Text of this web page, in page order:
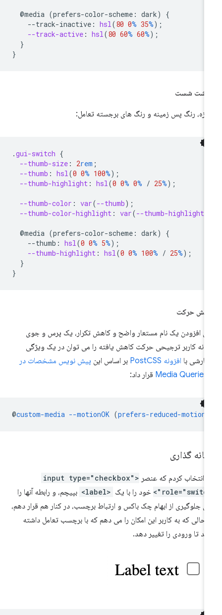
@media (prefers-color-scheme: dark
--track-inactive: hsl 80 0% 35%
--track-active: hsl 80 60% 60%
شست
رنگ پس زمینه و رنگ های برجسته تعامل:
.gui-switch
--thumb-size: 2 rem
--thumb: hsl (0 0% 100%
--thumb-highlight: hsl (0 0% 0% / 25%
--thumb-color: var(--thumb
--thumb-color-highlight: var(--thumb-highlight
@media (prefers-color-scheme: dark
--thumb: hsl (0 0% 5%
--thumb-highlight: hsl (0 0% 100% / 25%
حرکت
افزودن یک نام مستعار واضح و کاهش تکرار، یک پرس و جوی
کاربر ترجیحی حرکت کاهش یافته را می توان در یک ویژگی
باافزونه PostCSS بر اساس این پیش نویس مشخصات در
Media Queriesقرار داد:
@custom-media --motionOK (prefers-reduced-motion
گذاری
انتخاب کردم که عنصر <input type="checkbox"
خود را با یک <label>
بپیچم، و رابطه آنها را
جلوگیری از ابهام چک باکس و ارتباط برچسب، در کنار هم قرار دهم،
حالی که به کاربر این امکان را می دهم که با برچسب تعامل داشته
تا ورودی را تغییر دهد.